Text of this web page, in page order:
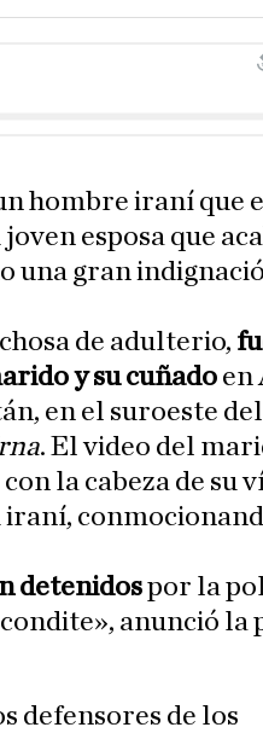
hombre iraní que
esposa que
una gran
de adulterio,
y su cuñado en
en el suroeste
. El video del
la cabeza de su
iraní,
detenidospor la
anunció la
defensores de los